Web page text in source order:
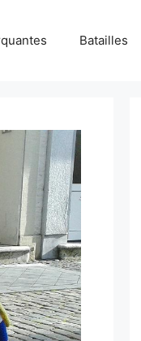
Batailles